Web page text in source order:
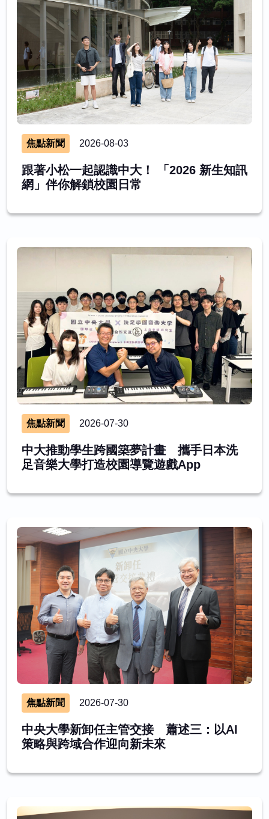
焦點新聞 2026-08-03
跟著小松一起認識中大！ 「2026 新生知訊
網」伴你解鎖校園日常
焦點新聞 2026-07-30
中大推動學生跨國築夢計畫 攜手日本洗
足音樂大學打造校園導覽遊戲App
焦點新聞 2026-07-30
中央大學新卸任主管交接 蕭述三：以AI
策略與跨域合作迎向新未來